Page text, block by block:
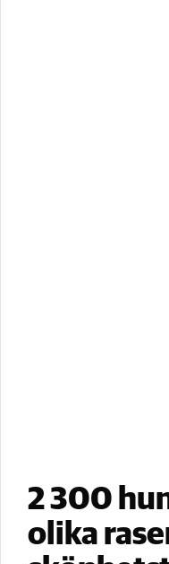
2 300
olika